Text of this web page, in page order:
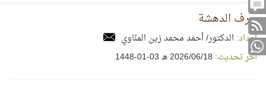
حرف الدهشة
إعداد: الدكتور/ أحمد محمد زين المنّاوي
آخر تحديث: 18‏/06‏/2026 هـ 03-01-1448